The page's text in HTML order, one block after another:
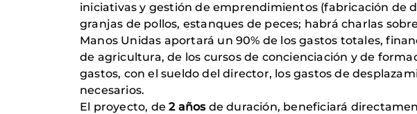
iniciativas y gestión de emprendimientos (fabricación de
granjas de pollos, estanques de peces; habrá charlas
Manos Unidas aportará un 90% de los gastos totales,
de agricultura, de los cursos de concienciación y de
gastos, con el sueldo del director, los gastos de
necesarios.
El proyecto, de2 añosde duración, beneficiará